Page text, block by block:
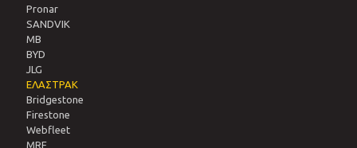
Pronar
SANDVIΚ
MB
BYD
JLG
ΕΛΑΣΤΡΑΚ
Bridgestone
Firestone
Webfleet
MRF